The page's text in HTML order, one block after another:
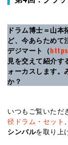
ドラム博士＝山
ど、今あらためて
デジマート（
見を交えて紹介す
ォーカスします。
か？
いつもご覧いた
径ドラム・セット
シンバルを取り上